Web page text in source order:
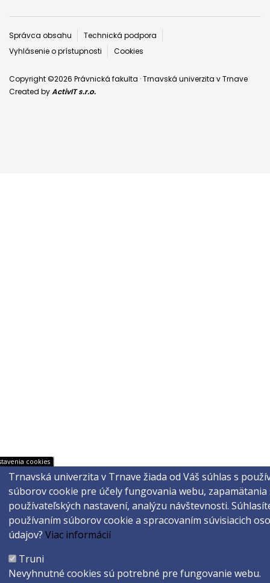
Päta
Správca obsahu
Technická podpora
Vyhlásenie o prístupnosti
Cookies
Copyright ©2026 Právnická fakulta · Trnavská univerzita v Trnave
Created byActivIT s.r.o.
cookies
Trnavská univerzita v Trnave žiada od Váš súhlas s
súborov cookie pre účely fungovania webu, zapamätania
používateľských nastavení, analýzu návštevnosti.
používaním súborov cookie a spracovaním súvisiacich
údajov?Viac informácií
Truni
Nevyhnutné cookies sú potrebné pre fungovanie webu.